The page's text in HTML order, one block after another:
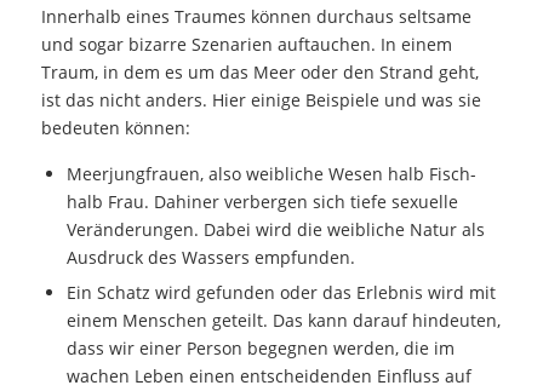
Innerhalb eines Traumes können durchaus seltsame
und sogar bizarre Szenarien auftauchen. In einem
Traum, in dem es um das Meer oder den Strand geht,
ist das nicht anders. Hier einige Beispiele und was sie
bedeuten können:
Meerjungfrauen, also weibliche Wesen halb Fisch-
halb Frau. Dahiner verbergen sich tiefe sexuelle
Veränderungen. Dabei wird die weibliche Natur als
Ausdruck des Wassers empfunden.
Ein Schatz wird gefunden oder das Erlebnis wird mit
einem Menschen geteilt. Das kann darauf hindeuten,
dass wir einer Person begegnen werden, die im
wachen Leben einen entscheidenden Einfluss auf